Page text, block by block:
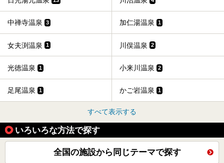
中禅寺温泉 3 加仁湯温泉 1
女夫渕温泉 1 川俣温泉 2
光徳温泉 1 小来川温泉 2
足尾温泉 1 かご岩温泉 1
すべて表示する
いろいろな方法で探す
全国の施設から同じテーマで探す